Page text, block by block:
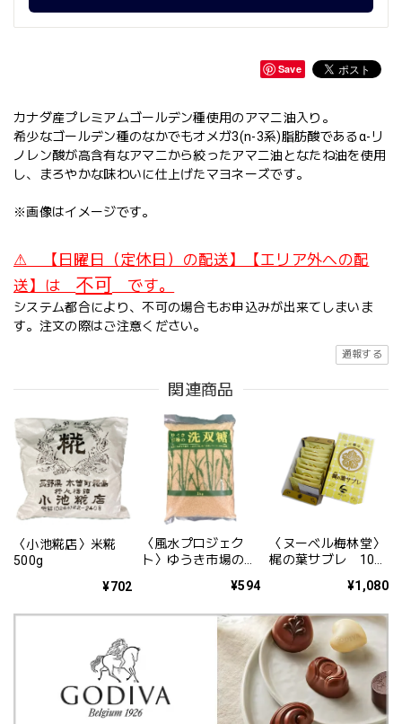
Save
カナダ産プレミアムゴールデン種使用のアマニ油入り。
希少なゴールデン種のなかでもオメガ3(n-3系)脂肪酸であるα-リ
ノレン酸が高含有なアマニから絞ったアマニ油となたね油を使用
し、まろやかな味わいに仕上げたマヨネーズです。
※画像はイメージです。
⚠ 【日曜日（定休日）の配送】【エリア外への配
送】は 不可 です。
システム都合により、不可の場合もお申込みが出来てしまいま
す。注文の際はご注意ください。
通報する
関連商品
〈小池糀店〉米糀
500g
¥702
〈風水プロジェク
ト〉ゆうき市場の洗
¥594
〈ヌーベル梅林堂〉
梶の葉サブレ 10枚
¥1,080